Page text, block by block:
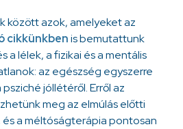
között azok, amelyeket az
cikkünkbenis bemutattunk
a lélek, a fizikai és a mentális
az egészség egyszerre
jóllétéről. Erről az
meg az elmúlás előtti
a méltóságterápia pontosan